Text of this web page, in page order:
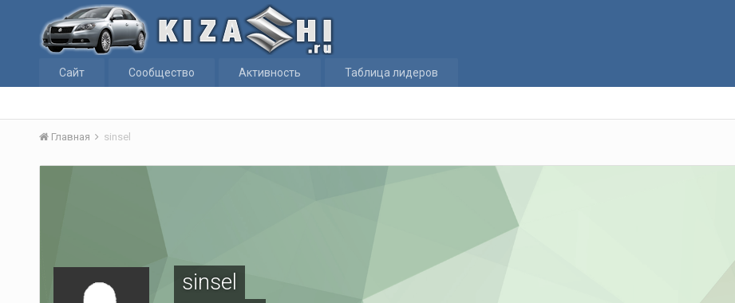
Сайт Сообщество Активность Таблица лидеров
Главная sinsel
sinsel